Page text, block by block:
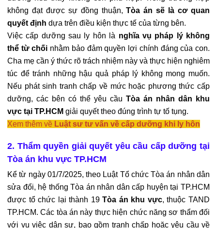
không đạt được sự đồng thuận, Tòa án sẽ là cơ quan
quyết định dựa trên điều kiện thực tế của từng bên.
Việc cấp dưỡng sau ly hôn là nghĩa vụ pháp lý không
thể từ chối nhằm bảo đảm quyền lợi chính đáng của con.
Cha mẹ cần ý thức rõ trách nhiệm này và thực hiện nghiêm
túc để tránh những hậu quả pháp lý không mong muốn.
Nếu phát sinh tranh chấp về mức hoặc phương thức cấp
dưỡng, các bên có thể yêu cầu Tòa án nhân dân khu
vực tại TP.HCM giải quyết theo đúng trình tự tố tụng.
Xem thêm về Luật sư tư vấn về cấp dưỡng khi ly hôn
2. Thẩm quyền giải quyết yêu cầu cấp dưỡng tại
Tòa án khu vực TP.HCM
Kể từ ngày 01/7/2025, theo Luật Tổ chức Tòa án nhân dân
sửa đổi, hệ thống Tòa án nhân dân cấp huyện tại TP.HCM
được tổ chức lại thành 19 Tòa án khu vực, thuộc TAND
TP.HCM. Các tòa án này thực hiện chức năng sơ thẩm đối
với vụ việc dân sự, bao gồm tranh chấp hoặc yêu cầu về